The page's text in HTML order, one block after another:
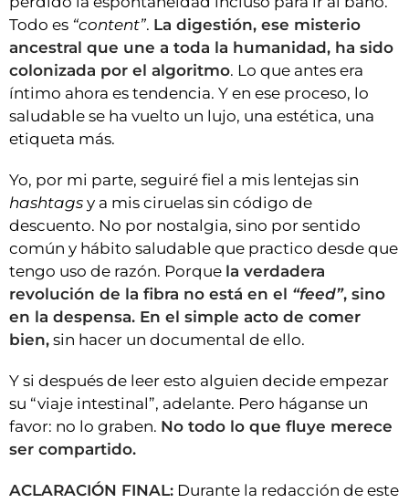
Todo es “content”. La digestión, ese misterio
ancestral que une a toda la humanidad, ha sido
colonizada por el algoritmo. Lo que antes era
íntimo ahora es tendencia. Y en ese proceso, lo
saludable se ha vuelto un lujo, una estética, una
etiqueta más.
Yo, por mi parte, seguiré fiel a mis lentejas sin
hashtags y a mis ciruelas sin código de
descuento. No por nostalgia, sino por sentido
común y hábito saludable que practico desde que
tengo uso de razón. Porque la verdadera
revolución de la fibra no está en el “feed”, sino
en la despensa. En el simple acto de comer
bien, sin hacer un documental de ello.
Y si después de leer esto alguien decide empezar
su “viaje intestinal”, adelante. Pero háganse un
favor: no lo graben. No todo lo que fluye merece
ser compartido.
ACLARACIÓN FINAL: Durante la redacción de este